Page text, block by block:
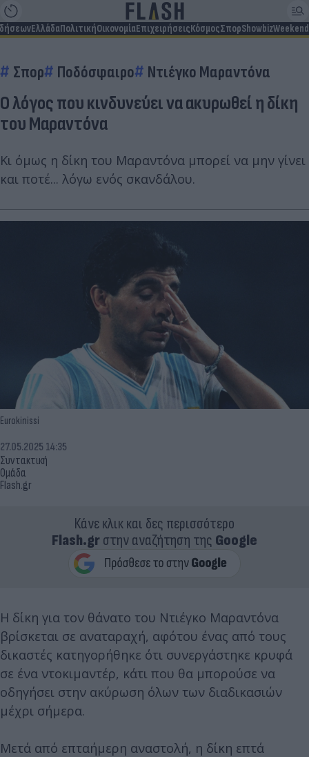
ΕλλάδαΠολιτικήΟικονομίαΕπιχειρήσειςΚόσμοςΣπορShowbizWeekend
Σπορ Ποδόσφαιρο Ντιέγκο Μαραντόνα
Ο λόγος που κινδυνεύει να ακυρωθεί η δίκη
του Μαραντόνα
Κι όμως η δίκη του Μαραντόνα μπορεί να μην γίνει
και ποτέ... λόγω ενός σκανδάλου.
Eurokinissi
Συντακτική
Ομάδα
Flash.gr
27.05.2025 14:35
Κάνε κλικ και δες περισσότερο
Flash.grστην αναζήτηση της Google
Η δίκη για τον θάνατο του Ντιέγκο Μαραντόνα
βρίσκεται σε αναταραχή, αφότου ένας από τους
δικαστές κατηγορήθηκε ότι συνεργάστηκε κρυφά
σε ένα ντοκιμαντέρ, κάτι που θα μπορούσε να
οδηγήσει στην ακύρωση όλων των διαδικασιών
μέχρι σήμερα.
Μετά από επταήμερη αναστολή, η δίκη επτά